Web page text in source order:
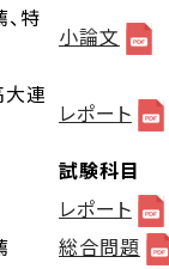
特
小論文
連
レポート
試験科目
レポート
総合問題